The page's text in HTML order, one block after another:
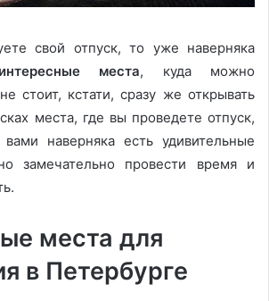
свой отпуск, то уже наверняка
интересные места, куда можно
стоит, кстати, сразу же открывать
места, где вы проведете отпуск,
наверняка есть удивительные
замечательно провести время и
места для
в Петербурге